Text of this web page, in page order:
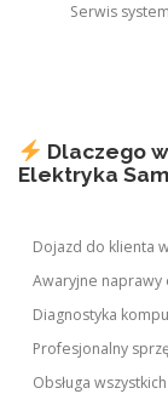
Serwis
Dlaczego
Elektryka
Dojazd do klienta
Awaryjne naprawy
Diagnostyka
Profesjonalny
Obsługa